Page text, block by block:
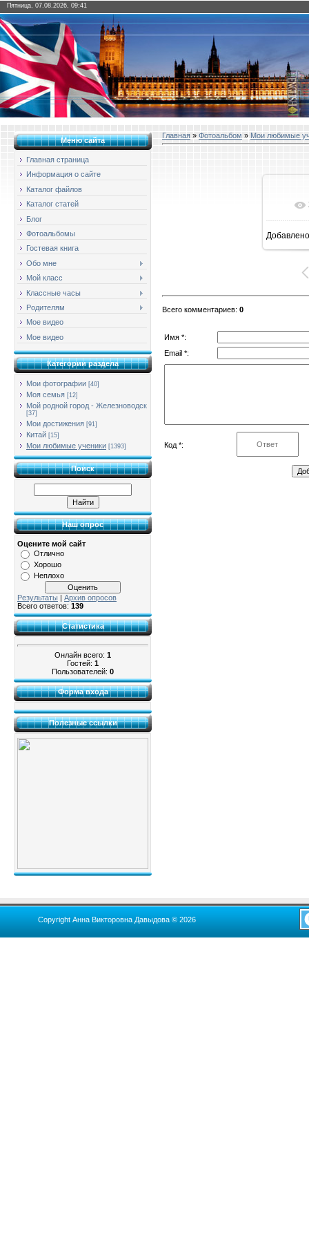
Пятница, 07.08.2026, 09:41
Меню сайта
Главная страница
Информация о сайте
Каталог файлов
Каталог статей
Блог
Фотоальбомы
Гостевая книга
Обо мне
Мой класс
Классные часы
Родителям
Мое видео
Мое видео
Категории раздела
Мои фотографии [40]
Моя семья [12]
Мой родной город - Железноводск
[37]
Мои достижения [91]
Китай [15]
Мои любимые ученики [1393]
Поиск
Наш опрос
Оцените мой сайт
Отлично
Хорошо
Неплохо
Результаты | Архив опросов
Всего ответов: 139
Статистика
Онлайн всего: 1
Гостей: 1
Пользователей: 0
Форма входа
Полезные ссылки
Главная » Фотоальбом » Мои любимые
Добавлено
Всего комментариев: 0
Имя *:
Email *:
Код *:
Copyright Анна Викторовна Давыдова © 2026